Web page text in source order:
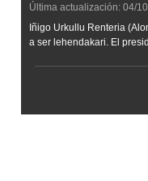
Última actualización: 04/
Iñigo Urkullu Renteria
a ser lehendakari. El